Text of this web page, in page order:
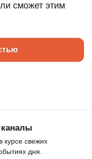
сможет этим
курсе свежих
дня.